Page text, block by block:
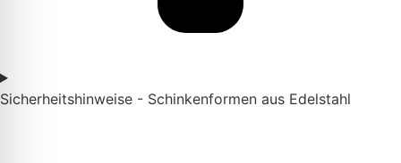
Sicherheitshinweise - Schinkenformen aus Edelstahl